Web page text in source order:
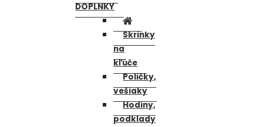
DOPLNKY
Skrinky
na
kľúče
Poličky,
vešiaky
Hodiny,
podklady